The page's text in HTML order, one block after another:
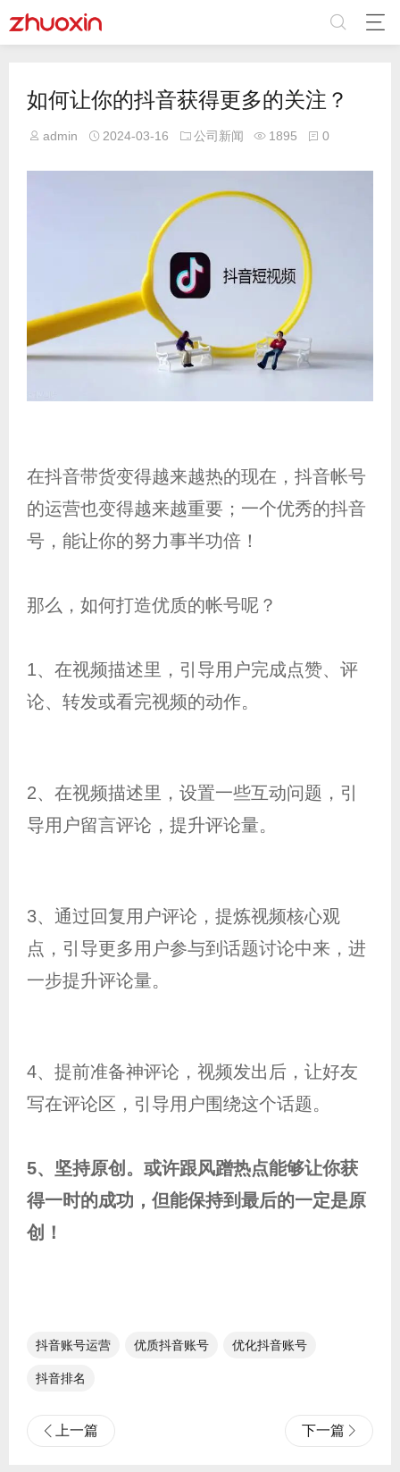
如何让你的抖音获得更多的关注？
admin 2024-03-16 公司新闻 1895 0
在抖音带货变得越来越热的现在，抖音帐号
的运营也变得越来越重要；一个优秀的抖音
号，能让你的努力事半功倍！
那么，如何打造优质的帐号呢？
1、在视频描述里，引导用户完成点赞、评
论、转发或看完视频的动作。
2、在视频描述里，设置一些互动问题，引
导用户留言评论，提升评论量。
3、通过回复用户评论，提炼视频核心观
点，引导更多用户参与到话题讨论中来，进
一步提升评论量。
4、提前准备神评论，视频发出后，让好友
写在评论区，引导用户围绕这个话题。
5、坚持原创。或许跟风蹭热点能够让你获
得一时的成功，但能保持到最后的一定是原
创！
抖音账号运营 优质抖音账号 优化抖音账号
抖音排名
上一篇 下一篇